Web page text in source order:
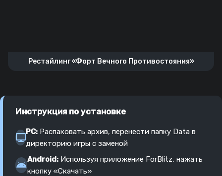
Рестайлинг «Форт Вечного Противостояния»
Инструкция по установке
PC: Распаковать архив, перенести папку Data в
директорию игры с заменой
Android: Используя приложение ForBlitz, нажать
кнопку «Скачать»